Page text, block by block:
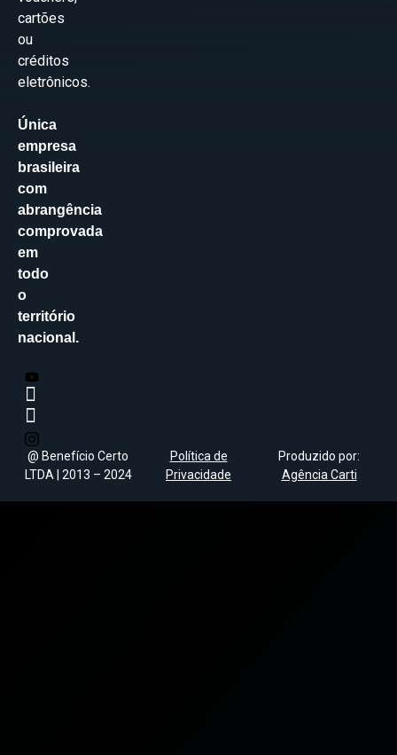
cartões
ou
créditos
eletrônicos.
Única
empresa
brasileira
com
abrangência
comprovada
em
todo
o
território
nacional.
@ Benefício Certo
LTDA | 2013 – 2024
Política de
Privacidade
Produzido por:
Agência Carti